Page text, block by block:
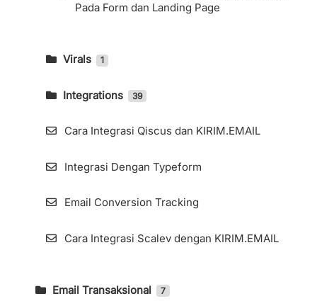
Pada Form dan Landing Page
Virals 1
Integrations
39
KIRIM.EMAIL dengan KonnectzIT
Impor Kontak (Subscribers) Melalui
dengan LiveWebinar
dengan Optinly
Cara Integrasi Qiscus dan KIRIM.EMAIL
Integrasi Dengan Typeform
Email Conversion Tracking
Cara Integrasi Scalev dengan KIRIM.EMAIL
Email Transaksional 7